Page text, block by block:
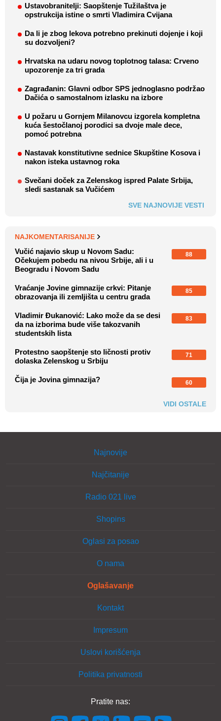
Ustavobranitelji: Saopštenje Tužilaštva je
opstrukcija istine o smrti Vladimira Cvijana
Da li je zbog lekova potrebno prekinuti dojenje i koji
su dozvoljeni?
Hrvatska na udaru novog toplotnog talasa: Crveno
upozorenje za tri grada
Zagrađanin: Glavni odbor SPS jednoglasno podržao
Dačića o samostalnom izlasku na izbore
U požaru u Gornjem Milanovcu izgorela kompletna
kuća šestočlanoj porodici sa dvoje male dece,
pomoć potrebna
Nastavak konstitutivne sednice Skupštine Kosova i
nakon isteka ustavnog roka
Svečani doček za Zelenskog ispred Palate Srbija,
sledi sastanak sa Vučićem
SVE NAJNOVIJE VESTI
NAJKOMENTARISANIJE
Vučić najavio skup u Novom Sadu:
Očekujem pobedu na nivou Srbije, ali i u
Beogradu i Novom Sadu
88
Vraćanje Jovine gimnazije crkvi: Pitanje
obrazovanja ili zemljišta u centru grada
85
Vladimir Đukanović: Lako može da se desi
da na izborima bude više takozvanih
studentskih lista
83
Protestno saopštenje sto ličnosti protiv
dolaska Zelenskog u Srbiju
71
Čija je Jovina gimnazija? 60
VIDI OSTALE
Najnovije
Najčitanije
Radio 021 live
Shopins
Oglasi za posao
O nama
Oglašavanje
Kontakt
Impresum
Uslovi korišćenja
Politika privatnosti
Pratite nas: